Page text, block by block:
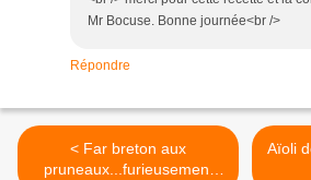
Mr Bocuse. Bonne journée<br />
Répondre
< Far breton aux
pruneaux...furieusement
Aïoli